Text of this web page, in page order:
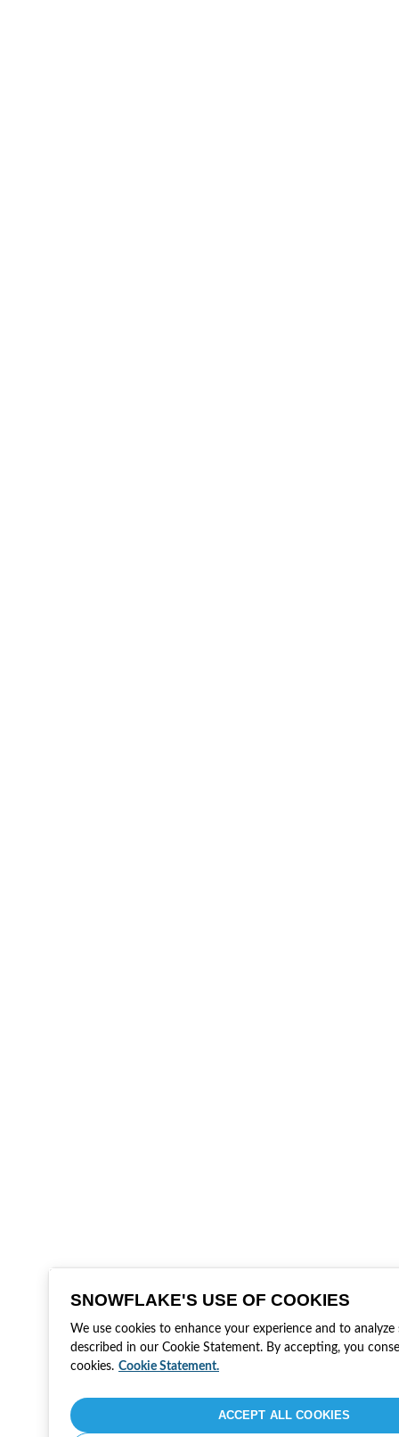
SNOWFLAKE'S USE OF COOKIES
We use cookies to enhance your experience and to analyze
described in our Cookie Statement. By accepting, you
cookies. Cookie Statement.
ACCEPT ALL COOKIES